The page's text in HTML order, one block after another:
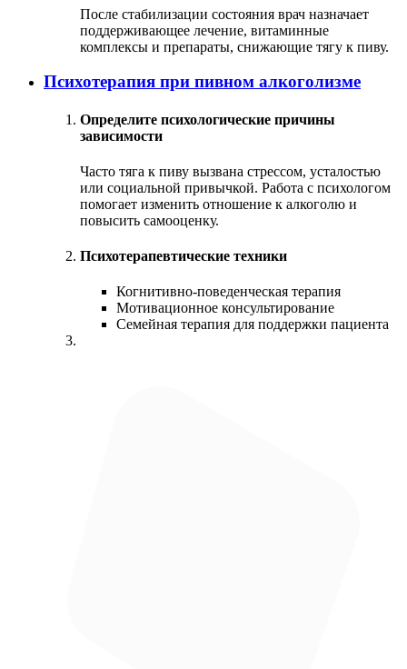
После стабилизации состояния врач назначает
поддерживающее лечение, витаминные
комплексы и препараты, снижающие тягу к пиву.
Психотерапия при пивном алкоголизме
Определите психологические причины
зависимости
Часто тяга к пиву вызвана стрессом, усталостью
или социальной привычкой. Работа с психологом
помогает изменить отношение к алкоголю и
повысить самооценку.
Психотерапевтические техники
Когнитивно-поведенческая терапия
Мотивационное консультирование
Семейная терапия для поддержки пациента